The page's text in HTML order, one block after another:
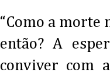
“Como a
então? A
conviver com